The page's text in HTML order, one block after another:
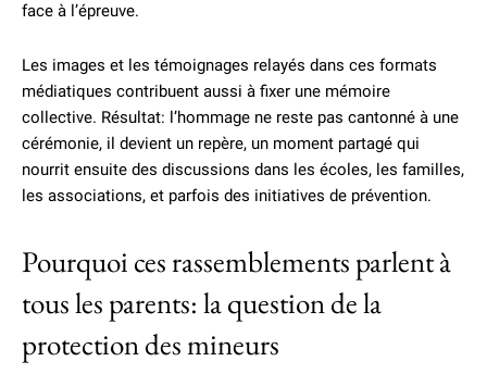
face à l’épreuve.
Les images et les témoignages relayés dans ces formats
médiatiques contribuent aussi à fixer une mémoire
collective. Résultat: l’hommage ne reste pas cantonné à une
cérémonie, il devient un repère, un moment partagé qui
nourrit ensuite des discussions dans les écoles, les familles,
les associations, et parfois des initiatives de prévention.
Pourquoi ces rassemblements parlent à
tous les parents: la question de la
protection des mineurs